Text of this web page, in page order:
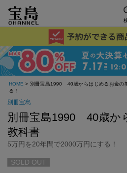
HOME > 別冊宝島1990 40歳からはじめるお金の
る！
別冊宝島
別冊宝島1990 40歳か
教科書
5万円を20年間で2000万円にする！
SOLD OUT